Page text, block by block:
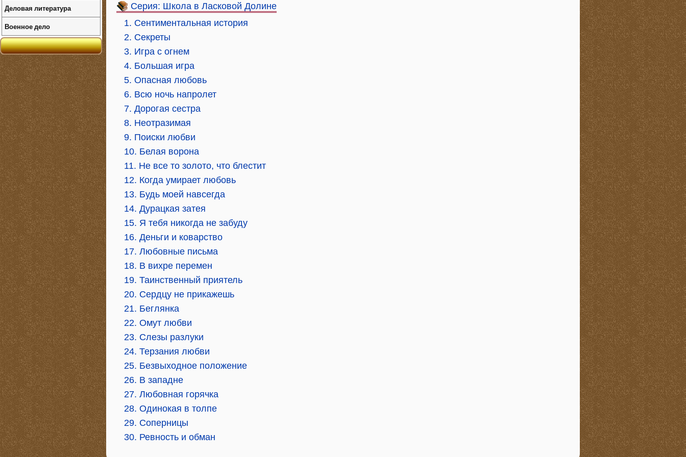
Серия: Школа в Ласковой Долине
1. Сентиментальная история
2. Секреты
3. Игра с огнем
4. Большая игра
5. Опасная любовь
6. Всю ночь напролет
7. Дорогая сестра
8. Неотразимая
9. Поиски любви
10. Белая ворона
11. Не все то золото, что блестит
12. Когда умирает любовь
13. Будь моей навсегда
14. Дурацкая затея
15. Я тебя никогда не забуду
16. Деньги и коварство
17. Любовные письма
18. В вихре перемен
19. Таинственный приятель
20. Сердцу не прикажешь
21. Беглянка
22. Омут любви
23. Слезы разлуки
24. Терзания любви
25. Безвыходное положение
26. В западне
27. Любовная горячка
28. Одинокая в толпе
29. Соперницы
30. Ревность и обман
Деловая литература
Военное дело